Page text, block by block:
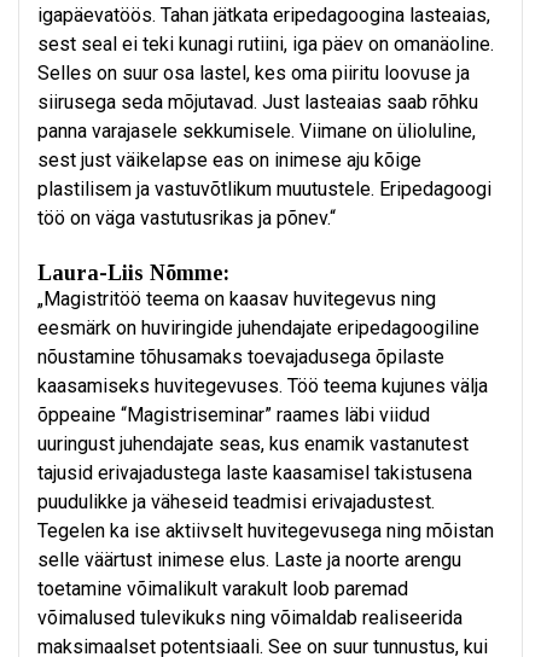
igapäevatöös. Tahan jätkata eripedagoogina lasteaias,
sest seal ei teki kunagi rutiini, iga päev on omanäoline.
Selles on suur osa lastel, kes oma piiritu loovuse ja
siirusega seda mõjutavad. Just lasteaias saab rõhku
panna varajasele sekkumisele. Viimane on ülioluline,
sest just väikelapse eas on inimese aju kõige
plastilisem ja vastuvõtlikum muutustele. Eripedagoogi
töö on väga vastutusrikas ja põnev.“
Laura-Liis Nõmme:
„Magistritöö teema on kaasav huvitegevus ning
eesmärk on huviringide juhendajate eripedagoogiline
nõustamine tõhusamaks toevajadusega õpilaste
kaasamiseks huvitegevuses. Töö teema kujunes välja
õppeaine “Magistriseminar” raames läbi viidud
uuringust juhendajate seas, kus enamik vastanutest
tajusid erivajadustega laste kaasamisel takistusena
puudulikke ja väheseid teadmisi erivajadustest.
Tegelen ka ise aktiivselt huvitegevusega ning mõistan
selle väärtust inimese elus. Laste ja noorte arengu
toetamine võimalikult varakult loob paremad
võimalused tulevikuks ning võimaldab realiseerida
maksimaalset potentsiaali. See on suur tunnustus, kui